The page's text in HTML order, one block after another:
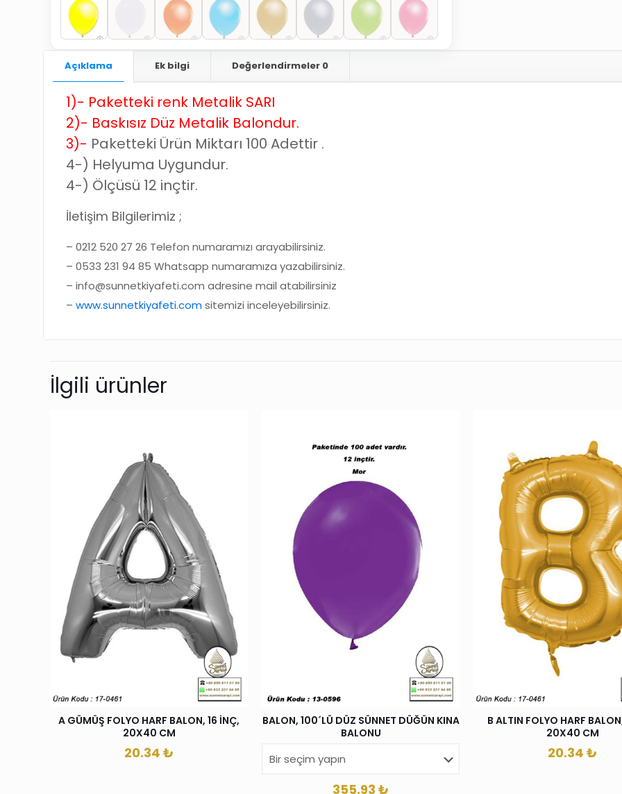
Açıklama Ek bilgi Değerlendirmeler 0
1)- Paketteki renk Metalik SARI
2)- Baskısız Düz Metalik Balondur.
3)- Paketteki Ürün Miktarı 100 Adettir .
4-) Helyuma Uygundur.
4-) Ölçüsü 12 inçtir.
İletişim Bilgilerimiz ;
– 0212 520 27 26 Telefon numaramızı arayabilirsiniz.
– 0533 231 94 85 Whatsapp numaramıza yazabilirsiniz.
– info@sunnetkiyafeti.com adresine mail atabilirsiniz
– www.sunnetkiyafeti.comsitemizi inceleyebilirsiniz.
İlgili ürünler
A GÜMÜŞ FOLYO HARF BALON, 16 İNÇ,
20X40 CM
20.34 ₺
BALON, 100´LÜ DÜZ SÜNNET DÜĞÜN KINA
BALONU
355.93 ₺
B ALTIN FOLYO HARF
20X40 CM
20.34 ₺